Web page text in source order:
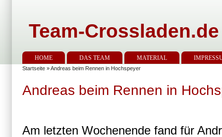
Team-Crossladen.de
HOME DAS TEAM MATERIAL
Startseite » Andreas beim Rennen in Hochspeyer
Andreas beim Rennen in
Am letzten Wochenende fand für